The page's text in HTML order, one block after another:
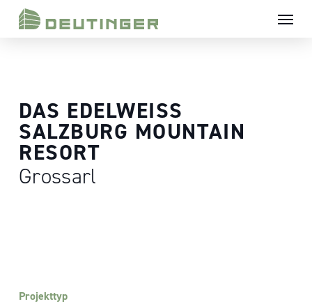
Menü
DAS EDELWEISS
SALZBURG MOUNTAIN
RESORT
Grossarl
Projekttyp